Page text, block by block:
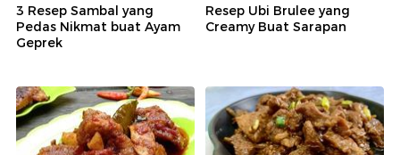
3 Resep Sambal yang
Pedas Nikmat buat Ayam
Geprek
Resep Ubi Brulee yang
Creamy Buat Sarapan